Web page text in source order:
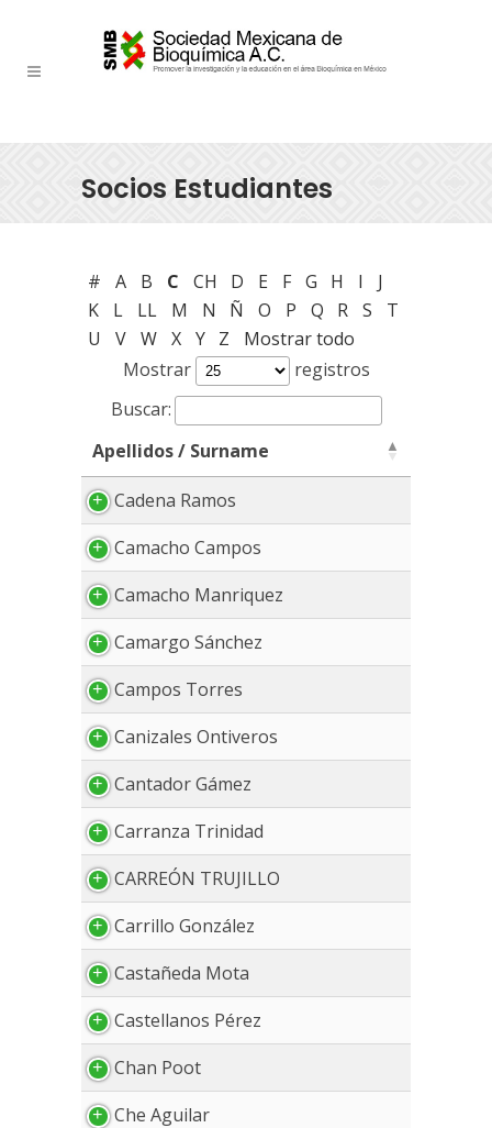
Socios Estudiantes
# A B C CH D E F G H I
J
K
L LL M N Ñ O P Q R S
T
U
V W X Y Z
Mostrar todo
Mostrar
registros
Buscar:
Apellidos / Surname
Apellidos / Surname
Cadena Ramos
Camacho Campos
Camacho Manriquez
Camargo Sánchez
Campos Torres
Canizales Ontiveros
Cantador Gámez
Carranza Trinidad
CARREÓN TRUJILLO
Carrillo González
Castañeda Mota
Castellanos Pérez
Chan Poot
Che Aguilar